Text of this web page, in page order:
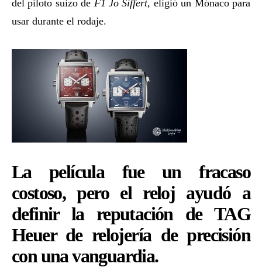
del piloto suizo de F1 Jo Siffert, eligió un Mónaco para
usar durante el rodaje.
La película fue un fracaso
costoso, pero el reloj ayudó a
definir la reputación de TAG
Heuer de relojería de precisión
con una vanguardia.